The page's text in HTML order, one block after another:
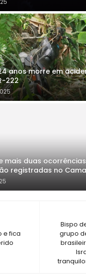
anos morre em
222
mais duas ocorrências
registradas no
Bispo
grupo
e fica